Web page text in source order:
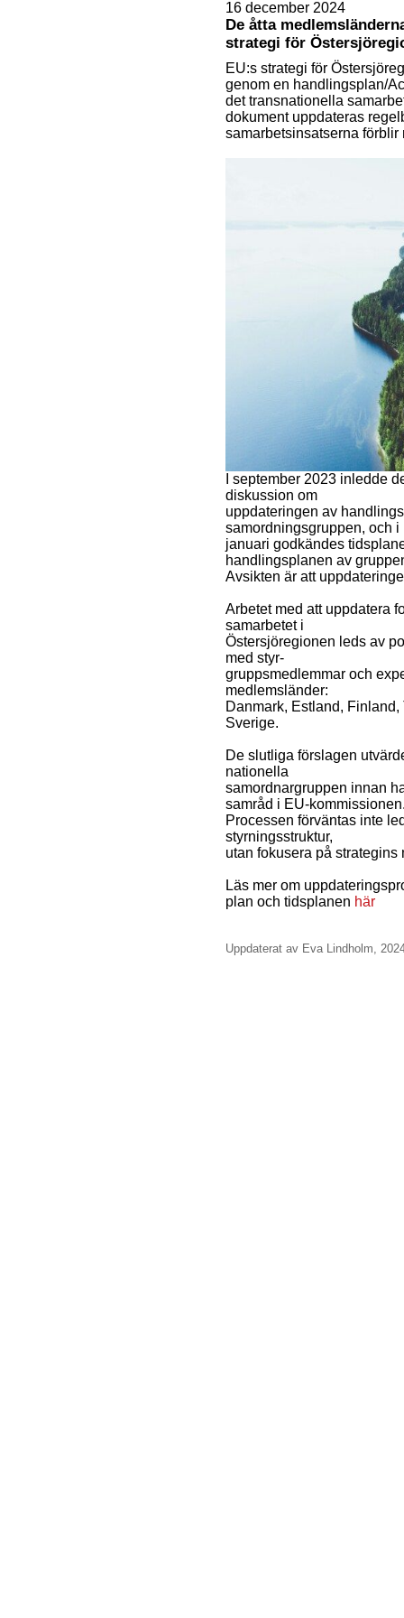
16 december 2024
De åtta
strategi för
EU:s strategi för
genom en handlingsplan/
det transnationella
dokument uppdateras
samarbetsinsatserna förblir
I september 2023 inledde
diskussion om
uppdateringen av
samordningsgruppen, och i
januari godkändes
handlingsplanen av
Avsikten är att
Arbetet med att uppdatera
samarbetet i
Östersjöregionen leds av
med styr-
gruppsmedlemmar och
medlemsländer:
Danmark, Estland,
Sverige.
De slutliga förslagen
nationella
samordnargruppen innan
samråd i EU-
Processen förväntas inte
styrningsstruktur,
utan fokusera på strategins
Läs mer om
plan och tidsplanen här
Uppdaterat av Eva Lindholm,